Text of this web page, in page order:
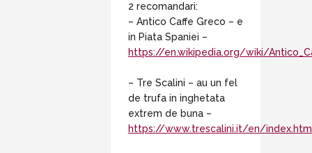
2 recomandari:
– Antico Caffe Greco – e
in Piata Spaniei –
https://en.wikipedia.org/wiki/
– Tre Scalini – au un fel
de trufa in inghetata
extrem de buna –
https://www.trescalini.it/en/